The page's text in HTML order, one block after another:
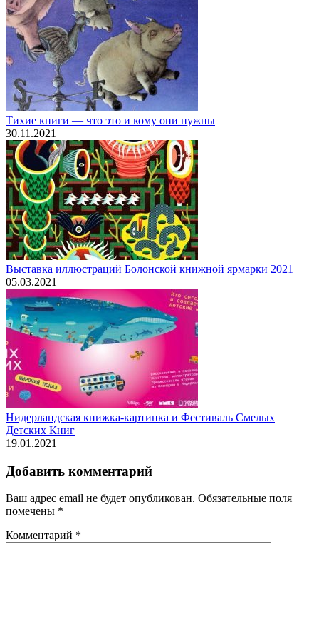
Тихие книги — что это и кому они нужны
30.11.2021
Выставка иллюстраций Болонской книжной ярмарки 2021
05.03.2021
Нидерландская книжка-картинка и Фестиваль Смелых
Детских Книг
19.01.2021
Добавить комментарий
Ваш адрес email не будет опубликован. Обязательные поля
помечены *
Комментарий *